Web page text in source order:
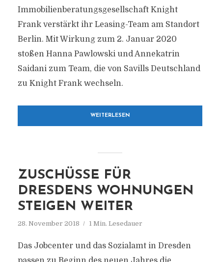
Immobilienberatungsgesellschaft Knight
Frank verstärkt ihr Leasing-Team am Standort
Berlin. Mit Wirkung zum 2. Januar 2020
stoßen Hanna Pawlowski und Annekatrin
Saidani zum Team, die von Savills Deutschland
zu Knight Frank wechseln.
WEITERLESEN
ZUSCHÜSSE FÜR
DRESDENS WOHNUNGEN
STEIGEN WEITER
28. November 2018 1 Min. Lesedauer
Das Jobcenter und das Sozialamt in Dresden